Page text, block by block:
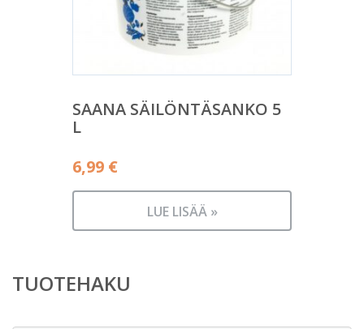
SAANA SÄILÖNTÄSANKO 5
L
6,99 €
LUE LISÄÄ »
TUOTEHAKU